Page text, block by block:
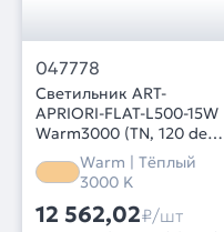
047778
Светильник ART-
APRIORI-FLAT-L500-15W
Warm3000 (TN, 120 deg,
48V) (Arlight, IP20
Металл, 3 года)
Warm | Тёплый
3000 K
12 562,02₽/шт